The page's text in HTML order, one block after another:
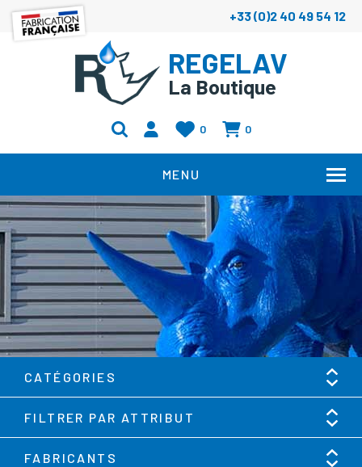
+33 (0)2 40 49 54 12
REGELAV
La Boutique
0 0
MENU
CATÉGORIES
FILTRER PAR ATTRIBUT
FABRICANTS